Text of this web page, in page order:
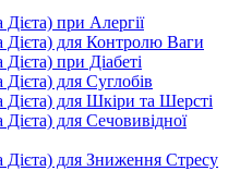
при Алергії
для Контролю Ваги
при Діабеті
для Суглобів
для Шкіри та Шерсті
для Сечовивідної
для Зниження Стресу